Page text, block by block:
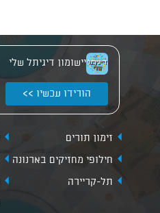
יישומון דיגיתל שלי
הורידו עכשיו >>
זימון תורים
חילופי מחזיקים בארנונה
תל-קריירה